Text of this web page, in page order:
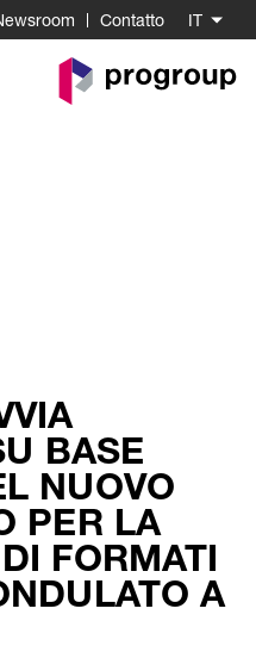
Contatto IT
Go
to
BASE
NUOVO
PER LA
FORMATI
A